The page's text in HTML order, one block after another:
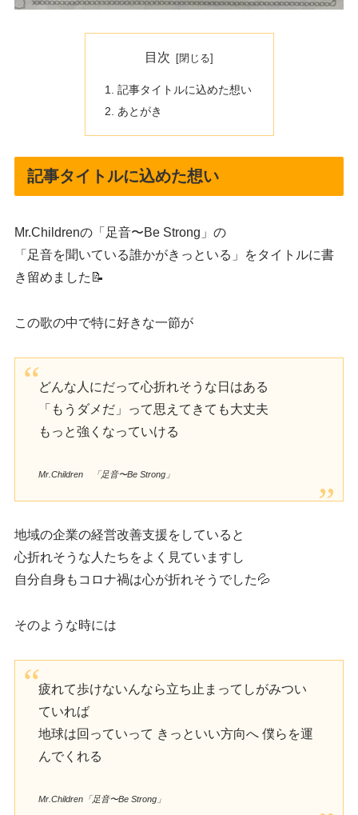
目次
記事タイトルに込めた想い
あとがき
記事タイトルに込めた想い
Mr.Childrenの「足音〜Be Strong」の
「足音を聞いている誰かがきっといる」をタイトルに書
き留めました📝
この歌の中で特に好きな一節が
どんな人にだって心折れそうな日はある
「もうダメだ」って思えてきても大丈夫
もっと強くなっていける
Mr.Children 「足音〜Be Strong」
地域の企業の経営改善支援をしていると
心折れそうな人たちをよく見ていますし
自分自身もコロナ禍は心が折れそうでした💦
そのような時には
疲れて歩けないんなら立ち止まってしがみつい
ていれば
地球は回っていって きっといい方向へ 僕らを運
んでくれる
Mr.Children「足音〜Be Strong」